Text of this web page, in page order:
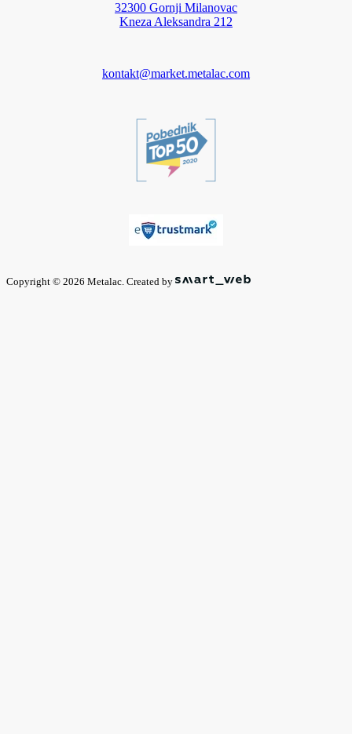
32300 Gornji Milanovac
Kneza Aleksandra 212
kontakt@market.metalac.com
Copyright © 2026 Metalac. Created by